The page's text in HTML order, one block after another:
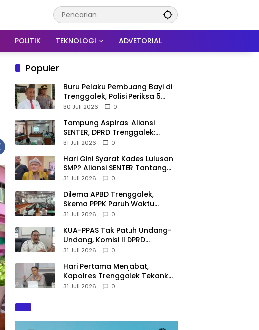
POLITIK TEKNOLOGI ADVETORIAL
Populer
Buru Pelaku Pembuang Bayi di
Trenggalek, Polisi Periksa 5
Saksi Serta Cek Data Ibu
30 Juli 2026 0
Tampung Aspirasi Aliansi
SENTER, DPRD Trenggalek:
Bahan Penyempurnaan
31 Juli 2026 0
Hari Gini Syarat Kades Lulusan
SMP? Aliansi SENTER Tantang
DPRD Trenggalek Berani
31 Juli 2026 0
Dilema APBD Trenggalek,
Skema PPPK Paruh Waktu
Mengemuka Demi Pangkas Rp
31 Juli 2026 0
KUA-PPAS Tak Patuh Undang-
Undang, Komisi II DPRD
Trenggalek: APBD 2027
31 Juli 2026 0
Hari Pertama Menjabat,
Kapolres Trenggalek Tekankan
Anggota Disiplin Hindari
31 Juli 2026 0